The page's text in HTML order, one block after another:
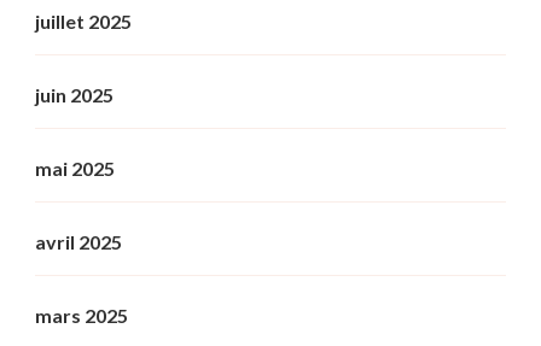
juillet 2025
juin 2025
mai 2025
avril 2025
mars 2025